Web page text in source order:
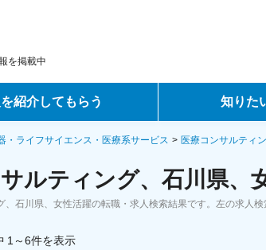
を掲載中
紹介してもらう
ービス
ス
知りた
転職ノウハウ
データで見る転職
・ライフサイエンス・医療系サービス 医療コンサルティ
ルティング、石川県、
、石川県、女性活躍の転職・求人検索結果です。左の求人検
1～6件を表示